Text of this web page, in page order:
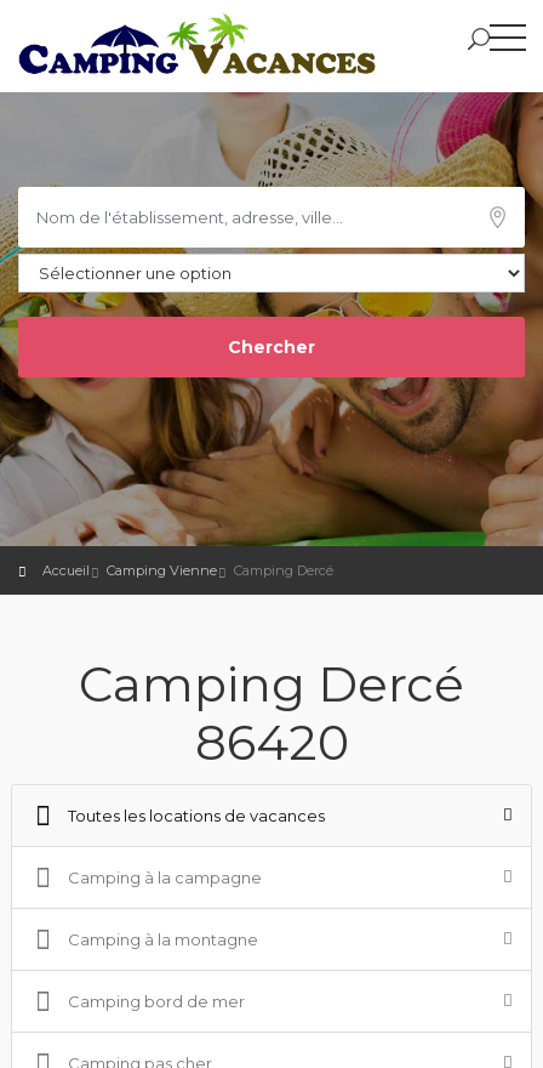
Accueil Camping Vienne Camping Dercé
Camping Dercé
86420
Toutes les locations de vacances
Camping à la campagne
Camping à la montagne
Camping bord de mer
Camping pas cher